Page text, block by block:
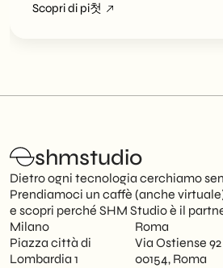
Scopri di pi첫
shmstudio
Dietro ogni tecnologia cerchiamo
Prendiamoci un caffè (anche
e scopri perché SHM Studio è il
Milano
Piazza città di
Lombardia 1
Roma
Via Ostiense 92
00154, Roma